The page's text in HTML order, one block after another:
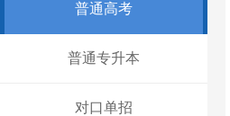
普通高考
普通专升本
对口单招